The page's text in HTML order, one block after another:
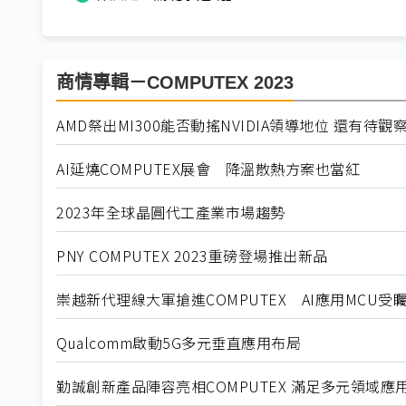
商情專輯－COMPUTEX 2023
AMD祭出MI300能否動搖NVIDIA領導地位 還有待觀察
AI延燒COMPUTEX展會 降溫散熱方案也當紅
2023年全球晶圓代工產業市場趨勢
PNY COMPUTEX 2023重磅登場推出新品
崇越新代理線大軍搶進COMPUTEX AI應用MCU受矚
Qualcomm啟動5G多元垂直應用布局
勤誠創新產品陣容亮相COMPUTEX 滿足多元領域應